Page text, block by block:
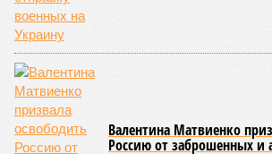
относятся – не пугайтесь учёных
вероятность генетических мутаций при
неспособность контролировать
белков, а также дисфункция
этих признаков обратимы. Во всяком
предположения исследователей.
признаков биологического старения
длины теломер (защитных «колпачков»